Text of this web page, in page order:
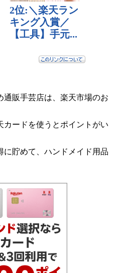
通販手芸店は、楽天市場のお
ードを使うとポイントがい
貯めて、ハンドメイド用品